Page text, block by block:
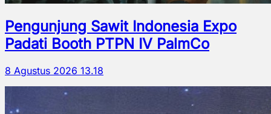
Pengunjung Sawit Indonesia Expo
Padati Booth PTPN IV PalmCo
8 Agustus 2026 13.18